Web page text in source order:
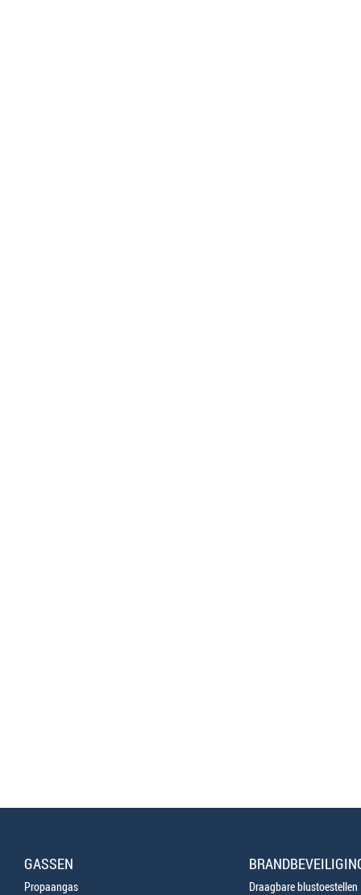
GASSEN
Propaangas
Draagbare blustoestellen